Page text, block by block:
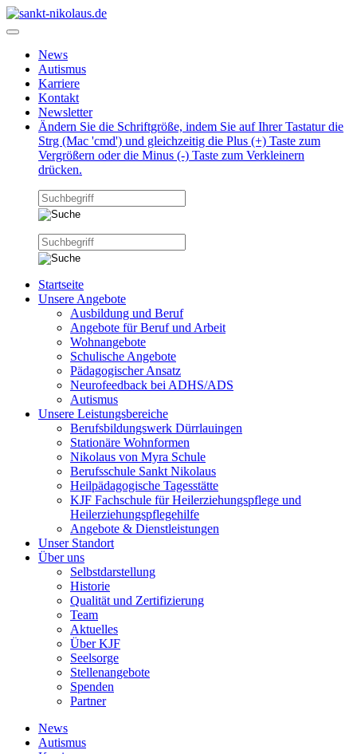
News
Autismus
Karriere
Kontakt
Newsletter
Ändern Sie die Schriftgröße, indem Sie auf Ihrer Tastatur die
Strg (Mac 'cmd') und gleichzeitig die Plus (+) Taste zum
Vergrößern oder die Minus (-) Taste zum Verkleinern
drücken.
Startseite
Unsere Angebote
Ausbildung und Beruf
Angebote für Beruf und Arbeit
Wohnangebote
Schulische Angebote
Pädagogischer Ansatz
Neurofeedback bei ADHS/ADS
Autismus
Unsere Leistungsbereiche
Berufsbildungswerk Dürrlauingen
Stationäre Wohnformen
Nikolaus von Myra Schule
Berufsschule Sankt Nikolaus
Heilpädagogische Tagesstätte
KJF Fachschule für Heilerziehungspflege und
Heilerziehungspflegehilfe
Angebote & Dienstleistungen
Unser Standort
Über uns
Selbstdarstellung
Historie
Qualität und Zertifizierung
Team
Aktuelles
Über KJF
Seelsorge
Stellenangebote
Spenden
Partner
News
Autismus